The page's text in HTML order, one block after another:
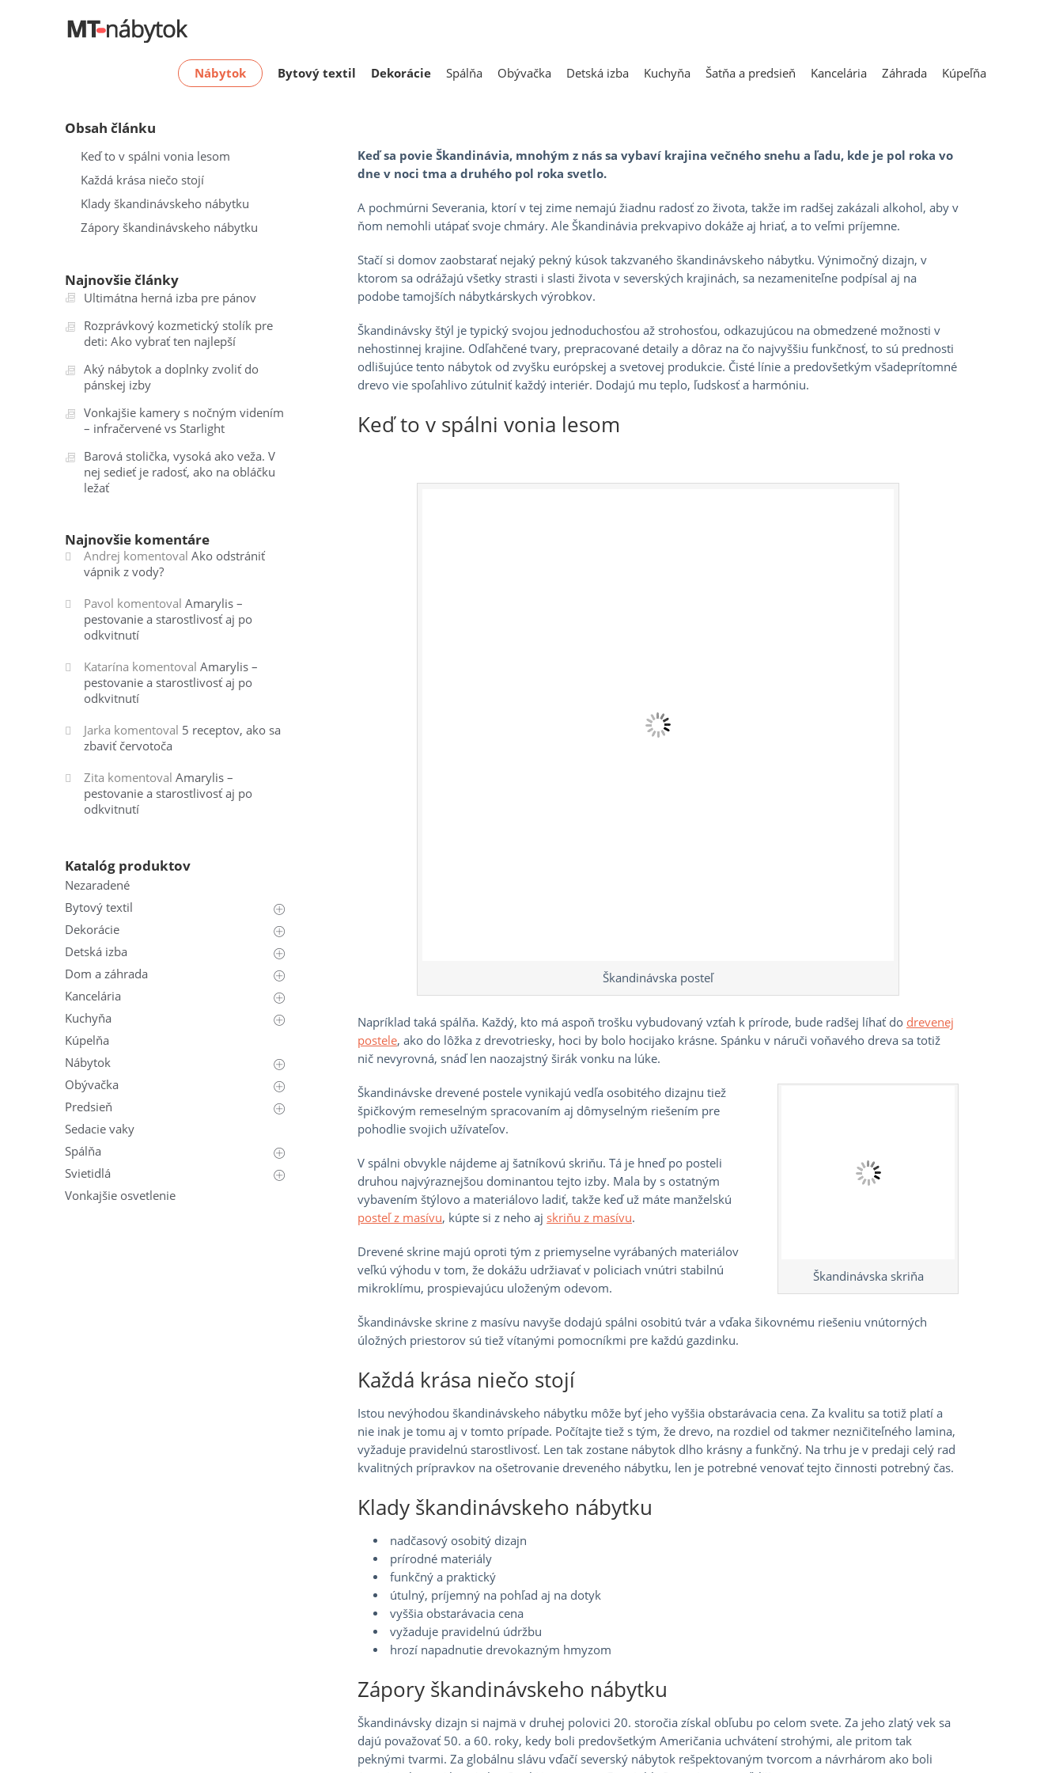
Nábytok Bytový textil Dekorácie Spálňa Obývačka Detská izba Kuchyňa Šatňa a predsieň Kancelária Záhrada Kúpeľňa
Keď sa povie Škandinávia, mnohým z nás sa vybaví krajina večného snehu a ľadu, kde je pol roka vo
dne v noci tma a druhého pol roka svetlo.
A pochmúrni Severania, ktorí v ​​tej zime nemajú žiadnu radosť zo života, takže im radšej zakázali alkohol, aby v
ňom nemohli utápať svoje chmáry. Ale Škandinávia prekvapivo dokáže aj hriať, a to veľmi príjemne.
Stačí si domov zaobstarať nejaký pekný kúsok takzvaného škandinávskeho nábytku. Výnimočný dizajn, v
ktorom sa odrážajú všetky strasti i slasti života v severských krajinách, sa nezameniteľne podpísal aj na
podobe tamojších nábytkárskych výrobkov.
Škandinávsky štýl je typický svojou jednoduchosťou až strohosťou, odkazujúcou na obmedzené možnosti v
nehostinnej krajine. Odľahčené tvary, prepracované detaily a dôraz na čo najvyššiu funkčnosť, to sú prednosti
odlišujúce tento nábytok od zvyšku európskej a svetovej produkcie. Čisté línie a predovšetkým všadeprítomné
drevo vie spoľahlivo zútulniť každý interiér. Dodajú mu teplo, ľudskosť a harmóniu.
Keď to v spálni vonia lesom
Škandinávska posteľ
Napríklad taká spálňa. Každý, kto má aspoň trošku vybudovaný vzťah k prírode, bude radšej líhať do drevenej
postele, ako do lôžka z drevotriesky, hoci by bolo hocijako krásne. Spánku v náruči voňavého dreva sa totiž
nič nevyrovná, snáď len naozajstný širák vonku na lúke.
Škandinávska skriňa
Škandinávske drevené postele vynikajú vedľa osobitého dizajnu tiež
špičkovým remeselným spracovaním aj dômyselným riešením pre
pohodlie svojich užívateľov.
V spálni obvykle nájdeme aj šatníkovú skriňu. Tá je hneď po posteli
druhou najvýraznejšou dominantou tejto izby. Mala by s ostatným
vybavením štýlovo a materiálovo ladiť, takže keď už máte manželskú
posteľ z masívu, kúpte si z neho aj skriňu z masívu.
Drevené skrine majú oproti tým z priemyselne vyrábaných materiálov
veľkú výhodu v tom, že dokážu udržiavať v policiach vnútri stabilnú
mikroklímu, prospievajúcu uloženým odevom.
Škandinávske skrine z masívu navyše dodajú spálni osobitú tvár a vďaka šikovnému riešeniu vnútorných
úložných priestorov sú tiež vítanými pomocníkmi pre každú gazdinku.
Každá krása niečo stojí
Istou nevýhodou škandinávskeho nábytku môže byť jeho vyššia obstarávacia cena. Za kvalitu sa totiž platí a
nie inak je tomu aj v tomto prípade. Počítajte tiež s tým, že drevo, na rozdiel od takmer nezničiteľného lamina,
vyžaduje pravidelnú starostlivosť. Len tak zostane nábytok dlho krásny a funkčný. Na trhu je v predaji celý rad
kvalitných prípravkov na ošetrovanie dreveného nábytku, len je potrebné venovať tejto činnosti potrebný čas.
Klady škandinávskeho nábytku
nadčasový osobitý dizajn
prírodné materiály
funkčný a praktický
útulný, príjemný na pohľad aj na dotyk
vyššia obstarávacia cena
vyžaduje pravidelnú údržbu
hrozí napadnutie drevokazným hmyzom
Zápory škandinávskeho nábytku
Škandinávsky dizajn si najmä v druhej polovici 20. storočia získal obľubu po celom svete. Za jeho zlatý vek sa
dajú považovať 50. a 60. roky, kedy boli predovšetkým Američania uchvátení strohými, ale pritom tak
peknými tvarmi. Za globálnu slávu vďačí severský nábytok rešpektovaným tvorcom a návrhárom ako boli
Obsah článku
Keď to v spálni vonia lesom
Každá krása niečo stojí
Klady škandinávskeho nábytku
Zápory škandinávskeho nábytku
Najnovšie články
Ultimátna herná izba pre pánov
Rozprávkový kozmetický stolík pre
deti: Ako vybrať ten najlepší
Aký nábytok a doplnky zvoliť do
pánskej izby
Vonkajšie kamery s nočným videním
– infračervené vs Starlight
Barová stolička, vysoká ako veža. V
nej sedieť je radosť, ako na obláčku
ležať
Najnovšie komentáre
Andrej komentoval Ako odstrániť
vápnik z vody?
Pavol komentoval Amarylis –
pestovanie a starostlivosť aj po
odkvitnutí
Katarína komentoval Amarylis –
pestovanie a starostlivosť aj po
odkvitnutí
Jarka komentoval 5 receptov, ako sa
zbaviť červotoča
Zita komentoval Amarylis –
pestovanie a starostlivosť aj po
odkvitnutí
Katalóg produktov
Nezaradené
Bytový textil
Dekorácie
Detská izba
Dom a záhrada
Kancelária
Kuchyňa
Kúpelňa
Nábytok
Obývačka
Predsieň
Sedacie vaky
Spálňa
Svietidlá
Vonkajšie osvetlenie